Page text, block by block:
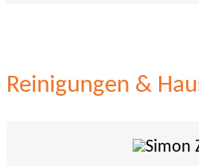
Reinigungen &